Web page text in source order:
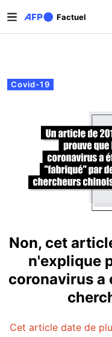
Factuel
Onglets
Covid-19
Non, cet
n'explique
coronavirus a
Cet article date de